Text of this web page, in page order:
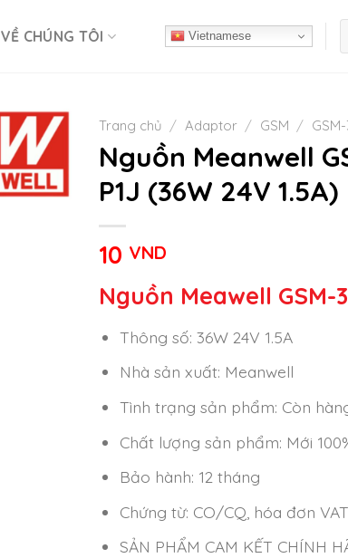
VỀ CHÚNG TÔI Vietnamese
Trang chủ / Adaptor / GSM /
Nguồn Meanwell
P1J (36W 24V 1.5A)
10 VND
Nguồn Meawell GSM-
Thông số: 36W 24V 1.5A
Nhà sản xuất: Meanwell
Tình trạng sản phẩm: Còn
Chất lượng sản phẩm: Mới
Bảo hành: 12 tháng
Chứng từ: CO/CQ, hóa đơn VAT
SẢN PHẨM CAM KẾT CHÍNH